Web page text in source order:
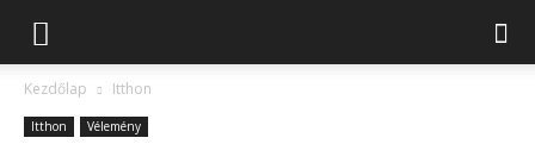
Kezdőlap Itthon
Itthon Vélemény